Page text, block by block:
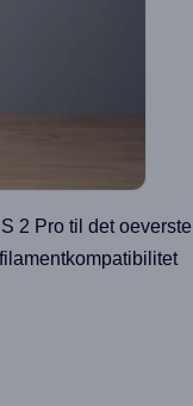
2 Pro til det oeverste